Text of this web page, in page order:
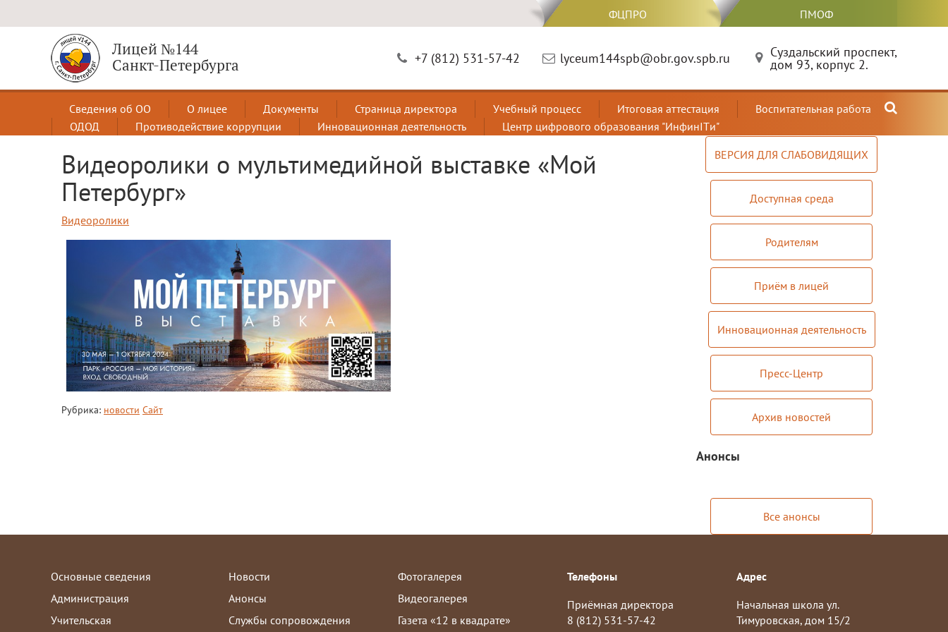
ФЦПРО ПМОФ
Лицей №144
Санкт-Петербурга
+7 (812) 531-57-42 lyceum144spb@obr.gov.spb.ru Суздальский проспект,
дом 93, корпус 2.
Сведения об ОО О лицее Документы Страница директора Учебный процесс Итоговая аттестация
Воспитательная работа
ОДОД
Противодействие коррупции Инновационная деятельность Центр цифрового образования "ИнфинITи"
Видеоролики о мультимедийной выставке «Мой
Петербург»
Видеоролики
Рубрика: новости Сайт
ВЕРСИЯ ДЛЯ СЛАБОВИДЯЩИХ
Доступная среда
Родителям
Приём в лицей
Инновационная деятельность
Пресс-Центр
Архив новостей
Анонсы
Все анонсы
Основные сведения
Администрация
Учительская
Новости
Анонсы
Службы сопровождения
Фотогалерея
Видеогалерея
Газета «12 в квадрате»
Телефоны
Приёмная директора
8 (812) 531-57-42
Адрес
Начальная школа ул.
Тимуровская, дом 15/2